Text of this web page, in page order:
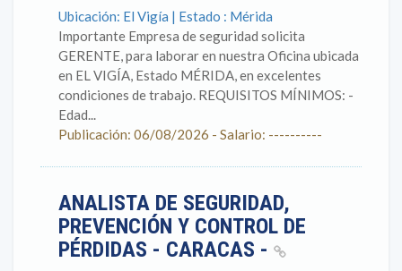
Ubicación: El Vigía | Estado : Mérida
Importante Empresa de seguridad solicita
GERENTE, para laborar en nuestra Oficina ubicada
en EL VIGÍA, Estado MÉRIDA, en excelentes
condiciones de trabajo. REQUISITOS MÍNIMOS: -
Edad...
Publicación: 06/08/2026 - Salario: ----------
ANALISTA DE SEGURIDAD,
PREVENCIÓN Y CONTROL DE
PÉRDIDAS - CARACAS -